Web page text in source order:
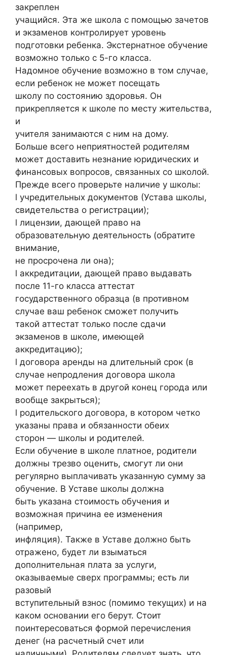
закреплен
учащийся. Эта же школа с помощью зачетов
и экзаменов контролирует уровень
подготовки ребенка. Экстернатное обучение
возможно только с 5-го класса.
Надомное обучение возможно в том случае,
если ребенок не может посещать
школу по состоянию здоровья. Он
прикрепляется к школе по месту жительства,
и
учителя занимаются с ним на дому.
Больше всего неприятностей родителям
может доставить незнание юридических и
финансовых вопросов, связанных со школой.
Прежде всего проверьте наличие у школы:
l учредительных документов (Устава школы,
свидетельства о регистрации);
l лицензии, дающей право на
образовательную деятельность (обратите
внимание,
не просрочена ли она);
l аккредитации, дающей право выдавать
после 11-го класса аттестат
государственного образца (в противном
случае ваш ребенок сможет получить
такой аттестат только после сдачи
экзаменов в школе, имеющей
аккредитацию);
l договора аренды на длительный срок (в
случае непродления договора школа
может переехать в другой конец города или
вообще закрыться);
l родительского договора, в котором четко
указаны права и обязанности обеих
сторон — школы и родителей.
Если обучение в школе платное, родители
должны трезво оценить, смогут ли они
регулярно выплачивать указанную сумму за
обучение. В Уставе школы должна
быть указана стоимость обучения и
возможная причина ее изменения
(например,
инфляция). Также в Уставе должно быть
отражено, будет ли взыматься
дополнительная плата за услуги,
оказываемые сверх программы; есть ли
разовый
вступительный взнос (помимо текущих) и на
каком основании его берут. Стоит
поинтересоваться формой перечисления
денег (на расчетный счет или